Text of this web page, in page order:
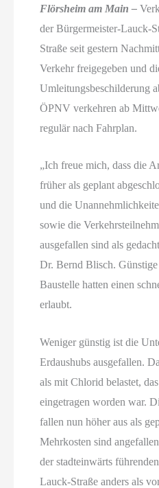
Flörsheim am Main –
der Bürgermeister-Lauck-
Straße seit gestern
Verkehr freigegeben und
Umleitungsbeschilderung
ÖPNV verkehren ab
regulär nach Fahrplan.
„Ich freue mich, dass die
früher als geplant
und die
sowie die
ausgefallen sind als
Dr. Bernd Blisch.
Baustelle hatten einen
erlaubt.
Weniger günstig ist die
Erdaushubs ausgefallen.
als mit Chlorid belastet,
eingetragen worden war.
fallen nun höher aus als
Mehrkosten sind
der stadteinwärts
Lauck-Straße anders als